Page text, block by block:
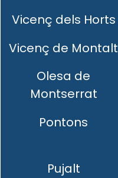
Vicenç dels Horts
Vicenç de Montalt
Olesa de
Montserrat
Pontons
Pujalt